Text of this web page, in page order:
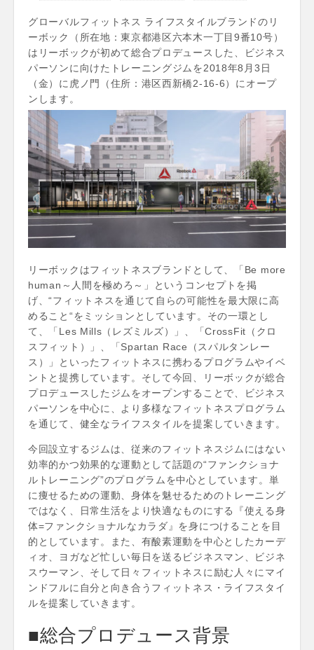
グローバルフィットネス ライフスタイルブランドのリ
ーボック（所在地：東京都港区六本木一丁目9番10号）
はリーボックが初めて総合プロデュースした、ビジネス
パーソンに向けたトレーニングジムを2018年8月3日
（金）に虎ノ門（住所：港区西新橋2-16-6）にオープ
ンします。
リーボックはフィットネスブランドとして、「Be more
human～人間を極めろ～」というコンセプトを掲
げ、“フィットネスを通じて自らの可能性を最大限に高
めること“をミッションとしています。その一環とし
て、「Les Mills（レズミルズ）」、「CrossFit（クロ
スフィット）」、「Spartan Race（スパルタンレー
ス）」といったフィットネスに携わるプログラムやイベ
ントと提携しています。そして今回、リーボックが総合
プロデュースしたジムをオープンすることで、ビジネス
パーソンを中心に、より多様なフィットネスプログラム
を通じて、健全なライフスタイルを提案していきます。
今回設立するジムは、従来のフィットネスジムにはない
効率的かつ効果的な運動として話題の“ファンクショナ
ルトレーニング”のプログラムを中心としています。単
に痩せるための運動、身体を魅せるためのトレーニング
ではなく、日常生活をより快適なものにする『使える身
体=ファンクショナルなカラダ』を身につけることを目
的としています。また、有酸素運動を中心としたカーデ
ィオ、ヨガなど忙しい毎日を送るビジネスマン、ビジネ
スウーマン、そして日々フィットネスに励む人々にマイ
ンドフルに自分と向き合うフィットネス・ライフスタイ
ルを提案していきます。
■総合プロデュース背景